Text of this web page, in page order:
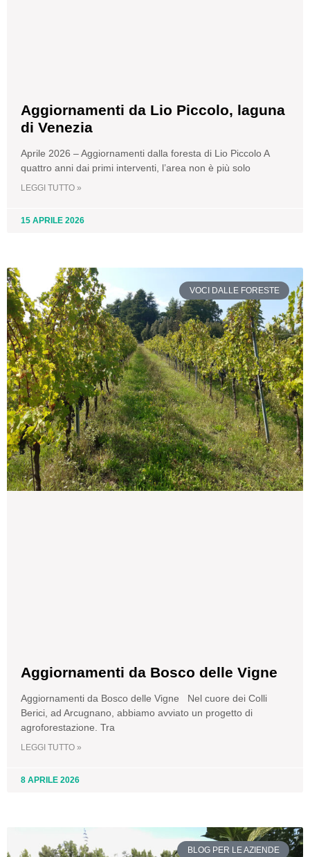
Aggiornamenti da Lio Piccolo, laguna
di Venezia
Aprile 2026 – Aggiornamenti dalla foresta di Lio Piccolo A
quattro anni dai primi interventi, l’area non è più solo
LEGGI TUTTO »
15 APRILE 2026
VOCI DALLE FORESTE
Aggiornamenti da Bosco delle Vigne
Aggiornamenti da Bosco delle Vigne Nel cuore dei Colli
Berici, ad Arcugnano, abbiamo avviato un progetto di
agroforestazione. Tra
LEGGI TUTTO »
8 APRILE 2026
BLOG PER LE AZIENDE